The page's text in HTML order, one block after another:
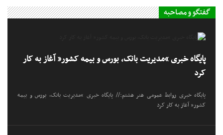
گفتگو و مصاحبه
پایگاه خبری “مدیریت بانک، بورس و بیمه کشور” آغاز به کار
کرد
پایگاه خبری روابط عمومی هنر هشتم:// پایگاه خبری “مدیریت بانک، بورس و بیمه
کشور” آغاز به کار کرد